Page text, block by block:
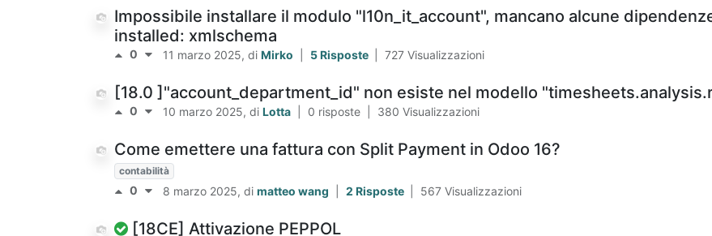
Impossibile installare il modulo "l10n_it_account", mancano alcune
installed: xmlschema
0 11 marzo 2025, di Mirko 5 Risposte 727 Visualizzazioni
[18.0 ]"account_department_id" non esiste nel modello
0 10 marzo 2025, di Lotta 0 risposte 380 Visualizzazioni
Come emettere una fattura con Split Payment in Odoo 16?
contabilità
0 8 marzo 2025, di matteo wang 2 Risposte 567 Visualizzazioni
[18CE] Attivazione PEPPOL